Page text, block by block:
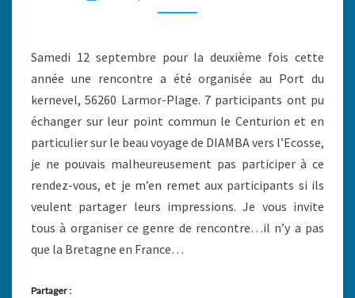
CENTURION32.
Samedi 12 septembre pour la deuxième fois cette
année une rencontre a été organisée au Port du
kernevel, 56260 Larmor-Plage. 7 participants ont pu
échanger sur leur point commun le Centurion et en
particulier sur le beau voyage de DIAMBA vers l’Ecosse,
je ne pouvais malheureusement pas participer à ce
rendez-vous, et je m’en remet aux participants si ils
veulent partager leurs impressions. Je vous invite
tous à organiser ce genre de rencontre…il n’y a pas
que la Bretagne en France…
Partager :